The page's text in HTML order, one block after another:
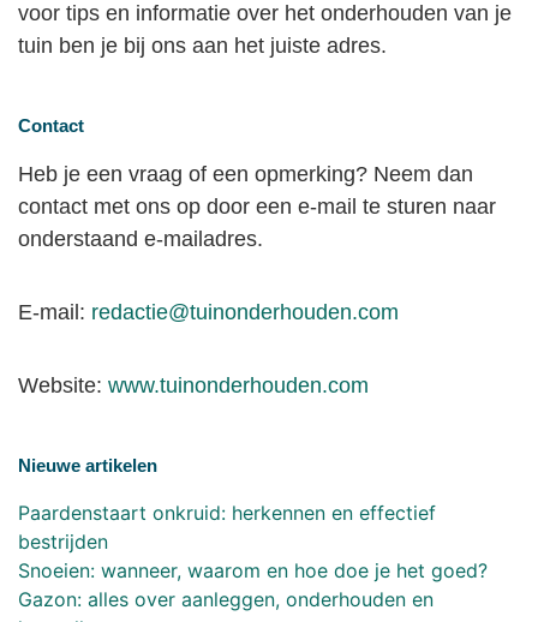
voor tips en informatie over het onderhouden van je
tuin ben je bij ons aan het juiste adres.
Contact
Heb je een vraag of een opmerking? Neem dan
contact met ons op door een e-mail te sturen naar
onderstaand e-mailadres.
E-mail: redactie@tuinonderhouden.com
Website: www.tuinonderhouden.com
Nieuwe artikelen
Paardenstaart onkruid: herkennen en effectief
bestrijden
Snoeien: wanneer, waarom en hoe doe je het goed?
Gazon: alles over aanleggen, onderhouden en